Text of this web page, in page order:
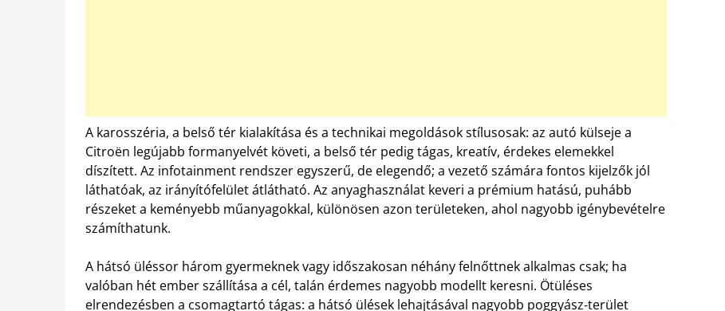
A karosszéria, a belső tér kialakítása és a technikai megoldások stílusosak: az autó külseje a
Citroën legújabb formanyelvét követi, a belső tér pedig tágas, kreatív, érdekes elemekkel
díszített. Az infotainment rendszer egyszerű, de elegendő; a vezető számára fontos kijelzők jól
láthatóak, az irányítófelület átlátható. Az anyaghasználat keveri a prémium hatású, puhább
részeket a keményebb műanyagokkal, különösen azon területeken, ahol nagyobb igénybevételre
számíthatunk.
A hátsó üléssor három gyermeknek vagy időszakosan néhány felnőttnek alkalmas csak; ha
valóban hét ember szállítása a cél, talán érdemes nagyobb modellt keresni. Ötüléses
elrendezésben a csomagtartó tágas: a hátsó ülések lehajtásával nagyobb poggyász‑terület